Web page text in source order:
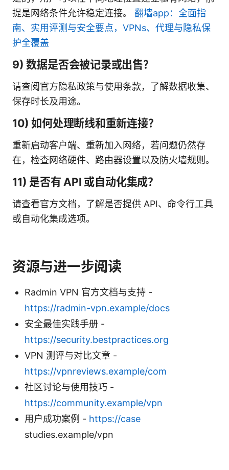
提是网络条件允许稳定连接。 翻墙app：全面指
南、实用评测与安全要点，VPNs、代理与隐私保
护全覆盖
9) 数据是否会被记录或出售？
请查阅官方隐私政策与使用条款，了解数据收集、
保存时长及用途。
10) 如何处理断线和重新连接？
重新启动客户端、重新加入网络，若问题仍然存
在，检查网络硬件、路由器设置以及防火墙规则。
11) 是否有 API 或自动化集成？
请查看官方文档，了解是否提供 API、命令行工具
或自动化集成选项。
资源与进一步阅读
Radmin VPN 官方文档与支持 -
https://radmin-vpn.example/docs
安全最佳实践手册 -
https://security.bestpractices.org
VPN 测评与对比文章 -
https://vpnreviews.example/com
社区讨论与使用技巧 -
https://community.example/vpn
用户成功案例 - https://case
studies.example/vpn